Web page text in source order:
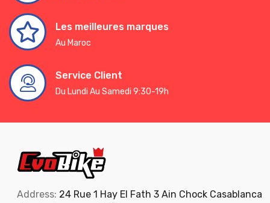
Les meilleures marques
Au Maroc
Service Client
Du Lundi Au Samedi 9:30-19h
Address: 24 Rue 1 Hay El Fath 3 Ain Chock Casablanca